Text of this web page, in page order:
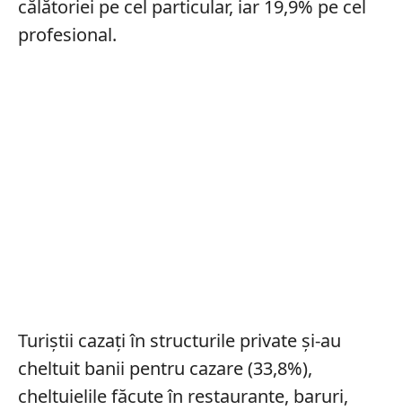
călătoriei pe cel particular, iar 19,9% pe cel
profesional.
Turiștii cazați în structurile private și-au
cheltuit banii pentru cazare (33,8%),
cheltuielile făcute în restaurante, baruri,